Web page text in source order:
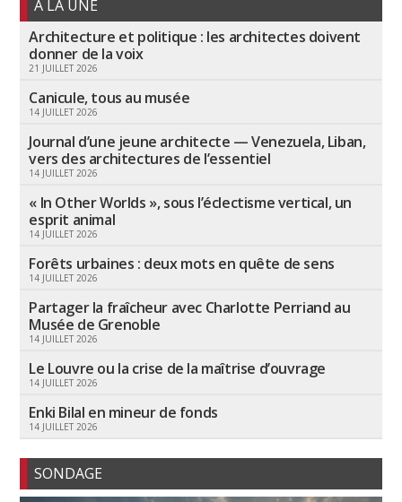
A LA UNE
Architecture et politique : les architectes doivent
donner de la voix
21 JUILLET 2026
Canicule, tous au musée
14 JUILLET 2026
Journal d’une jeune architecte — Venezuela, Liban,
vers des architectures de l’essentiel
14 JUILLET 2026
« In Other Worlds », sous l’éclectisme vertical, un
esprit animal
14 JUILLET 2026
Forêts urbaines : deux mots en quête de sens
14 JUILLET 2026
Partager la fraîcheur avec Charlotte Perriand au
Musée de Grenoble
14 JUILLET 2026
Le Louvre ou la crise de la maîtrise d’ouvrage
14 JUILLET 2026
Enki Bilal en mineur de fonds
14 JUILLET 2026
SONDAGE